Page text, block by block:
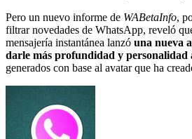
Pero un nuevo informe de WABetaInfo,
filtrar novedades de WhatsApp, reveló
mensajería instantánea lanzó una nueva
darle más profundidad y personalidad
generados con base al avatar que ha